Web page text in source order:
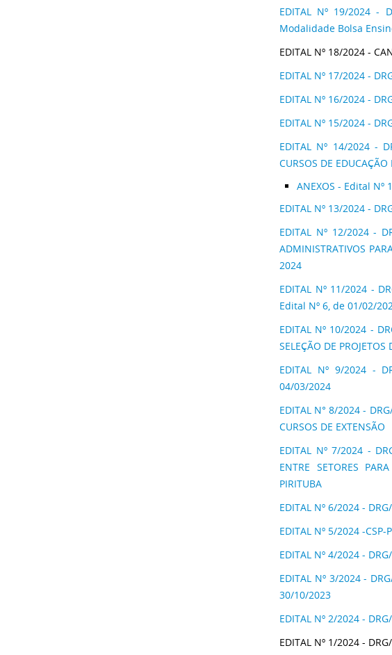
EDITAL Nº 19/2024 -
Modalidade Bolsa
EDITAL Nº 18/2024 -
EDITAL Nº 17/2024 -
EDITAL Nº 16/2024 -
EDITAL Nº 15/2024 -
EDITAL Nº 14/2024 -
CURSOS DE
ANEXOS - Edital Nº
EDITAL Nº 13/2024 -
EDITAL Nº 12/2024 -
ADMINISTRATIVOS
2024
EDITAL Nº 11/2024 -
Edital Nº 6, de 01/02/
EDITAL Nº 10/2024 -
SELEÇÃO DE PROJETOS
EDITAL Nº 9/2024 -
04/03/2024
EDITAL N° 8/2024 -
CURSOS DE EXTENSÃO
EDITAL Nº 7/2024 -
ENTRE SETORES
PIRITUBA
EDITAL Nº 6/2024 -
EDITAL Nº 5/2024 -CSP-
EDITAL Nº 4/2024 -
EDITAL Nº 3/2024 -
30/10/2023
EDITAL Nº 2/2024 -
EDITAL Nº 1/2024 -